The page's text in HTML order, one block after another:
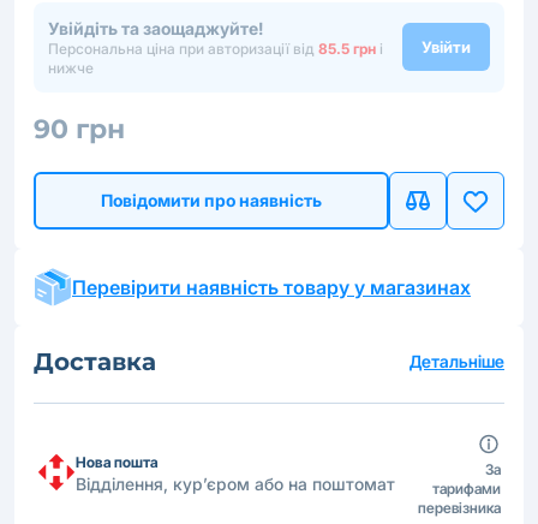
Увійдіть та заощаджуйте!
Персональна ціна при авторизації від 85.5 грн і
нижче
Увійти
90 грн
Повідомити про наявність
Перевірити наявність товару у магазинах
Доставка Детальніше
Нова пошта
Відділення, кур’єром або на поштомат
За
тарифами
перевізника